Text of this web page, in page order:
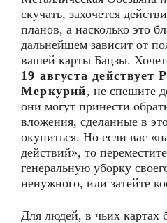
скучать, захочется
планов, а насколько это
дальнейшем зависит от
вашей карты Бацзы.
19 августа действует
Меркурий, не спешите
они могут принести
вложения, сделанные в
окупиться. Но если вас
действий», то
генеральную уборку
ненужного, или затейте
Для людей, в чьих картах